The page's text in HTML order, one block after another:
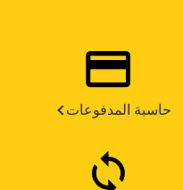
حاسبة المدفوعات